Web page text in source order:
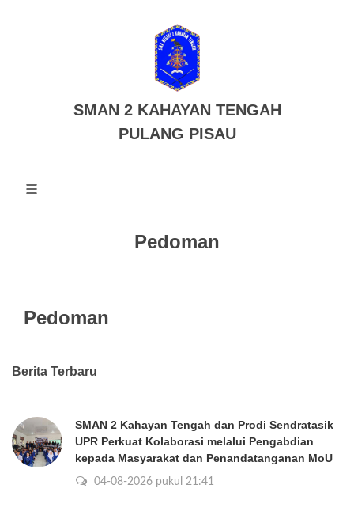
SMAN 2 KAHAYAN TENGAH
PULANG PISAU
Pedoman
Pedoman
Berita Terbaru
SMAN 2 Kahayan Tengah dan Prodi Sendratasik
UPR Perkuat Kolaborasi melalui Pengabdian
kepada Masyarakat dan Penandatanganan MoU
04-08-2026 pukul 21:41